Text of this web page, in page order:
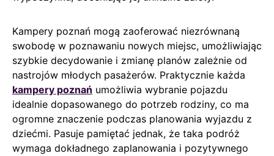
Kampery poznań mogą zaoferować niezrównaną
swobodę w poznawaniu nowych miejsc, umożliwiając
szybkie decydowanie i zmianę planów zależnie od
nastrojów młodych pasażerów. Praktycznie każda
kampery poznań umożliwia wybranie pojazdu
idealnie dopasowanego do potrzeb rodziny, co ma
ogromne znaczenie podczas planowania wyjazdu z
dziećmi. Pasuje pamiętać jednak, że taka podróż
wymaga dokładnego zaplanowania i pozytywnego